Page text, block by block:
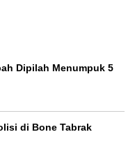
Dipilah Menumpuk 5
di Bone Tabrak